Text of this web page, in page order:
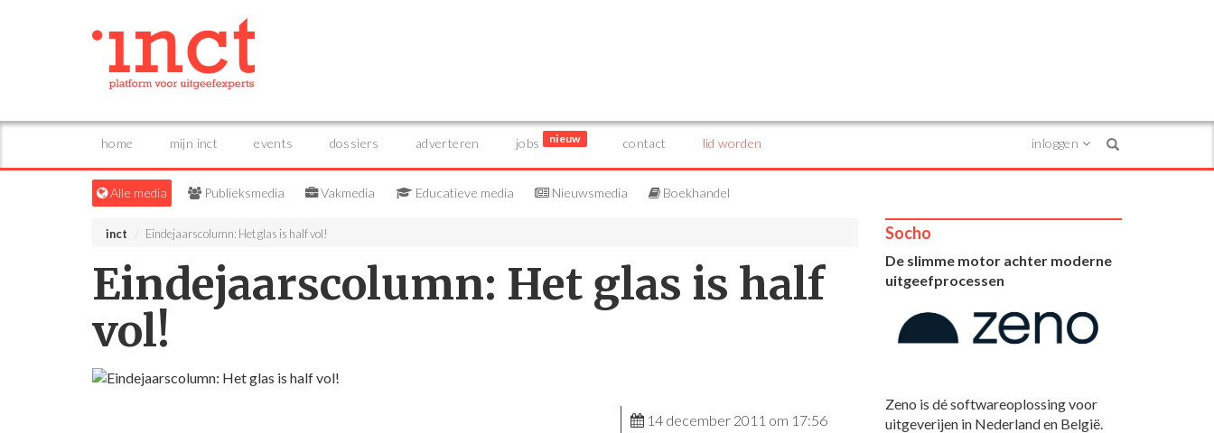
home mijn inct events dossiers adverteren jobs nieuw contact lid worden inloggen
Alle media Publieksmedia Vakmedia Educatieve media Nieuwsmedia Boekhandel
inct Eindejaarscolumn: Het glas is half vol!
Eindejaarscolumn: Het glas is half
vol!
14 december 2011 om 17:56
Socho
De slimme motor achter moderne
uitgeefprocessen
Zeno is dé softwareoplossing voor
uitgeverijen in Nederland en België.